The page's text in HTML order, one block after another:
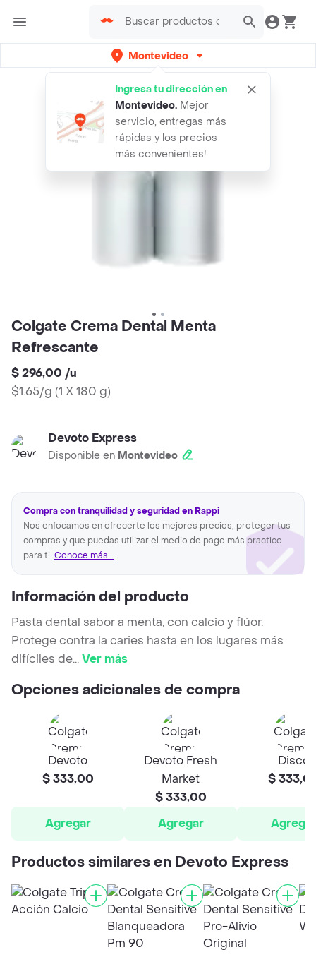
Montevideo
Ingresa tu dirección en
Montevideo. Mejor
servicio, entregas más
rápidas y los precios
más convenientes!
Colgate Crema Dental Menta
Refrescante
$ 296,00 /u
$1.65/g (1 X 180 g)
Devoto Express
Disponible en Montevideo
Compra con tranquilidad y seguridad en Rappi
Nos enfocamos en ofrecerte los mejores precios, proteger tus
compras y que puedas utilizar el medio de pago más practico
para ti. Conoce más...
Información del producto
Pasta dental sabor a menta, con calcio y flúor.
Protege contra la caries hasta en los lugares más
difíciles de...Ver más
Opciones adicionales de compra
Devoto
$ 333,00
Agregar
Devoto Fresh
Market
$ 333,00
Agregar
Disco
$
Agregar
Productos similares en Devoto Express